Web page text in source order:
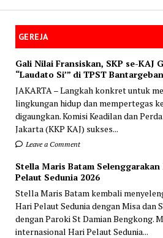
GEREJA
Gali Nilai Fransiskan, SKP se-KAJ
“Laudato Si’” di TPST
JAKARTA – Langkah konkret untuk
lingkungan hidup dan mempertegas
digaungkan. Komisi Keadilan dan
Jakarta (KKP KAJ) sukses...
Leave a Comment
Stella Maris Batam
Pelaut Sedunia 2026
Stella Maris Batam kembali
Hari Pelaut Sedunia dengan Misa dan
dengan Paroki St Damian Bengkong.
internasional Hari Pelaut Sedunia...